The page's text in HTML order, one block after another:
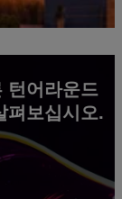
턴어라운드
펴보십시오.